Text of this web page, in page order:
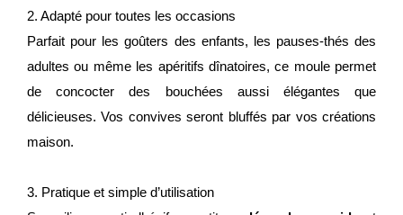
2. Adapté pour toutes les occasions
Parfait pour les goûters des enfants, les pauses-thés des
adultes ou même les apéritifs dînatoires, ce moule permet
de concocter des bouchées aussi élégantes que
délicieuses. Vos convives seront bluffés par vos créations
maison.
3. Pratique et simple d’utilisation